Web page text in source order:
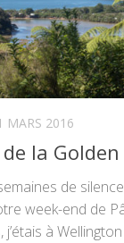
MARS 2016
la Golden
de
week-end de
à